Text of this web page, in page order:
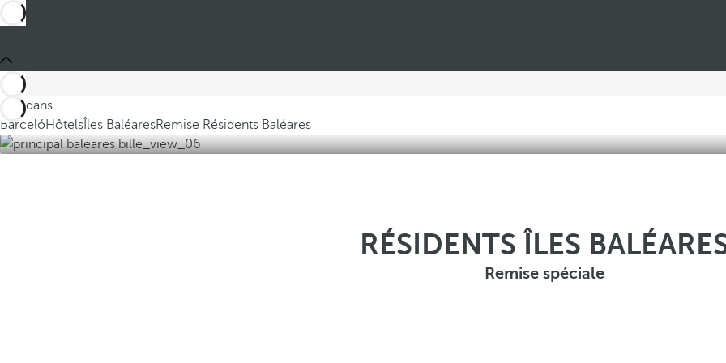
Ces dans
BarcelóHôtels Îles BaléaresRemise Résidents Baléares
RÉSIDENTS ÎLES
Remise spéciale